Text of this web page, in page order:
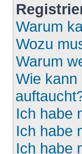
Warum
Wozu
Warum
Wie
Ich habe
Ich habe
Ich habe